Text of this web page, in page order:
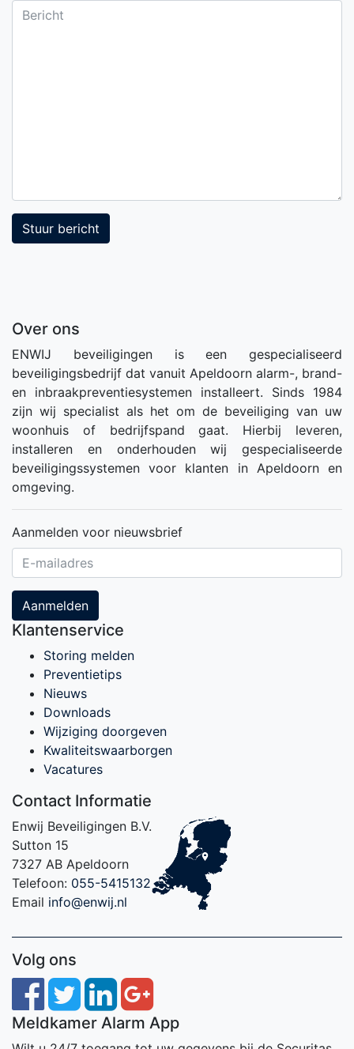
Bericht
Stuur bericht
Over ons
ENWIJ beveiligingen is een gespecialiseerd
beveiligingsbedrijf dat vanuit Apeldoorn alarm-, brand-
en inbraakpreventiesystemen installeert. Sinds 1984
zijn wij specialist als het om de beveiliging van uw
woonhuis of bedrijfspand gaat. Hierbij leveren,
installeren en onderhouden wij gespecialiseerde
beveiligingssystemen voor klanten in Apeldoorn en
omgeving.
Aanmelden voor nieuwsbrief
Aanmelden
Klantenservice
Storing melden
Preventietips
Nieuws
Downloads
Wijziging doorgeven
Kwaliteitswaarborgen
Vacatures
Contact Informatie
Enwij Beveiligingen B.V.
Sutton 15
7327 AB Apeldoorn
Telefoon: 055-5415132
Email info@enwij.nl
Volg ons
Meldkamer Alarm App